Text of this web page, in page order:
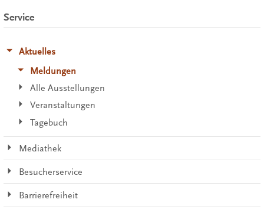
Service
Aktuelles
Meldungen
Alle Ausstellungen
Veranstaltungen
Tagebuch
Mediathek
Besucherservice
Barrierefreiheit